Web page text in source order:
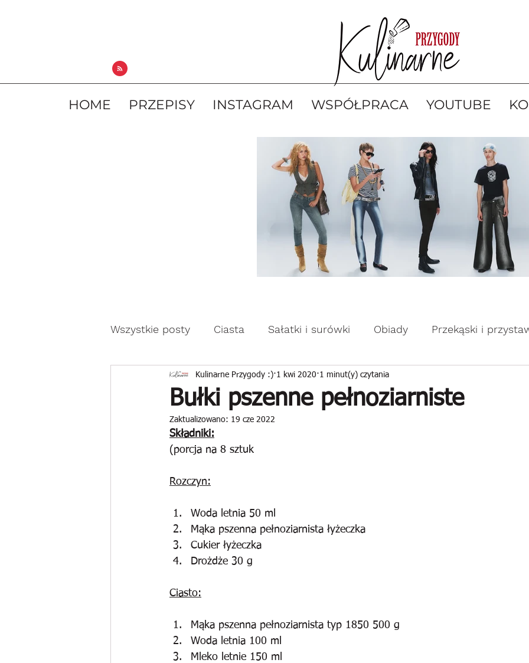
HOME PRZEPISY INSTAGRAM WSPÓŁPRACA YOUTUBE
Wszystkie posty Ciasta Sałatki i surówki Obiady Przekąski i
Drożdżowe wypieki Zapiekanki Placuszki i naleśniki
Reklama
Bułki pszenne pełnoziarniste
Kulinarne Przygody :) 1 kwi 2020 1 minut(y) czytania
Zaktualizowano: 19 cze 2022
Składniki:
(porcja na 8 sztuk
Rozczyn:
Woda letnia 50 ml
Mąka pszenna pełnoziarnista łyżeczka
Cukier łyżeczka
Drożdże 30 g
Ciasto:
Mąka pszenna pełnoziarnista typ 1850 500 g
Woda letnia 100 ml
Mleko letnie 150 ml